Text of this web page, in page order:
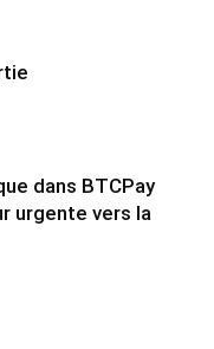
dans BTCPay
urgente vers la